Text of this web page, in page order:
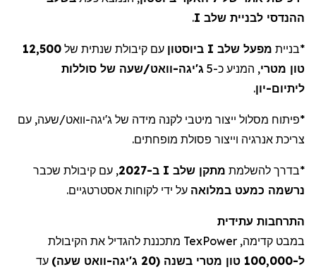
ההנדסי לבניית שלב I
.
*בניית מפעל שלב I ביוסטון עם קיבולת שנתית של 12,500
טון מטרי, המניע כ-5 ג'יגה-וואט/שעה של סוללות
ליתיום-יון.
*פיתוח מסלול ייצור מיטבי לקנה מידה של ג'יגה-וואט/שעה, עם
צריכת אנרגיה וייצור פסולת מופחתים.
*בדרך להשלמת מתקן שלב I ב-2027
, עם קיבולת שכבר
נרשמה כמעט במלואה על ידי לקוחות אסטרטגיים.
התרחבות עתידית
במבט קדימה, TexPower מתכננת להגדיל את הקיבולת
ל-100,000 טון מטרי בשנה (20
ג'יגה-וואט שעה) עד